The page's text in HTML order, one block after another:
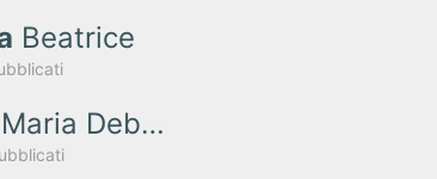
Beatrice
Maria Debora